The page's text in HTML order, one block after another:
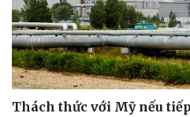
Thách thức với Mỹ nếu